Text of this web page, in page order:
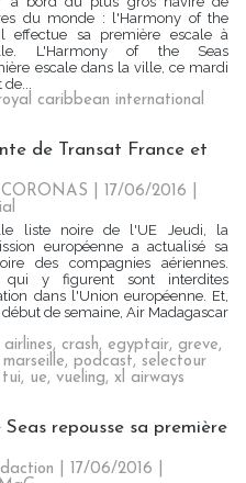
du monde : l'Harmony of the
effectue sa première escale à
L'Harmony of the Seas
escale dans la ville, ce mardi
de...
caribbean international
de Transat France et
CORONAS | 17/06/2016
liste noire de l'UE Jeudi, la
européenne a actualisé sa
des compagnies aériennes.
qui y figurent sont interdites
dans l'Union européenne. Et,
de semaine, Air Madagascar
airlines, crash, egyptair, greve,
marseille, podcast, selectour
tui, ue, vueling, xl airways
repousse sa première
| 17/06/2016